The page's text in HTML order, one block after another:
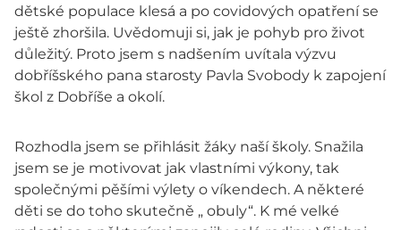
dětské populace klesá a po covidových opatření se
ještě zhoršila. Uvědomuji si, jak je pohyb pro život
důležitý. Proto jsem s nadšením uvítala výzvu
dobříšského pana starosty Pavla Svobody k zapojení
škol z Dobříše a okolí.
Rozhodla jsem se přihlásit žáky naší školy. Snažila
jsem se je motivovat jak vlastními výkony, tak
společnými pěšími výlety o víkendech. A některé
děti se do toho skutečně „ obuly“. K mé velké